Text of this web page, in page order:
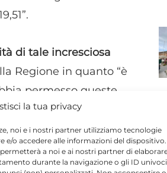
la tua privacy
noi e i nostri partner utilizziamo tecnologie
e/o accedere alle informazioni del
a noi e ai nostri partner di
durante la navigazione o gli ID univoci
di tale incresciosa
Regione in quanto “è
permesso queste
e in questo senso
con la direzione
per trovare soluzioni
ma anche le